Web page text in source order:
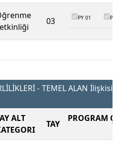
03 PY 01 PY 02
- TEMEL ALAN İlişkisi
ALT
TAY
PROGRAM